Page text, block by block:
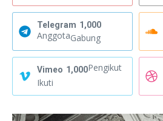
Telegram 1,000
AnggotaGabung
Vimeo 1,000Pengikut
Ikuti